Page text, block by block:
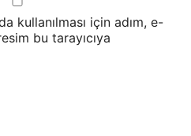
kullanılması için adım, e-
bu tarayıcıya